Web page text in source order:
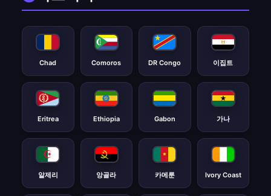
Chad Comoros DR Congo 이집트
Eritrea Ethiopia Gabon 가나
알제리 앙골라 카메룬 Ivory Coast